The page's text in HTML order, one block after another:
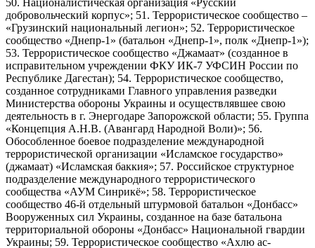
50. Националистическая организация «Русский
добровольческий корпус»; 51. Террористическое сообщество –
«Грузинский национальный легион»; 52. Террористическое
сообщество «Днепр-1» (батальон «Днепр-1», полк «Днепр-1»);
53. Террористическое сообщество «Джамаат» (созданное в
исправительном учреждении ФКУ ИК-7 УФСИН России по
Республике Дагестан); 54. Террористическое сообщество,
созданное сотрудниками Главного управления разведки
Министерства обороны Украины и осуществлявшее свою
деятельность в г. Энергодаре Запорожской области; 55. Группа
«Концепция А.Н.В. (Авангард Народной Воли)»; 56.
Обособленное боевое подразделение международной
террористической организации «Исламское государство»
(джамаат) «Исламская баккия»; 57. Российское структурное
подразделение международного террористического
сообщества «АУМ Синрикё»; 58. Террористическое
сообщество 46-й отдельный штурмовой батальон «Донбасс»
Вооруженных сил Украины, созданное на базе батальона
территориальной обороны «Донбасс» Национальной гвардии
Украины; 59. Террористическое сообщество «Ахлю ас-